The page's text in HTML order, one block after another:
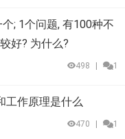
; 1个问题, 有100种不
好? 为什么?
498 1
工作原理是什么
470 1